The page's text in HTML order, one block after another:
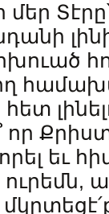
որ
եւ
ու­րե­մն,